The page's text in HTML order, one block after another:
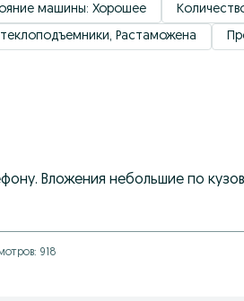
машины: Хорошее
Растаможена
Вложения небольшие по
918